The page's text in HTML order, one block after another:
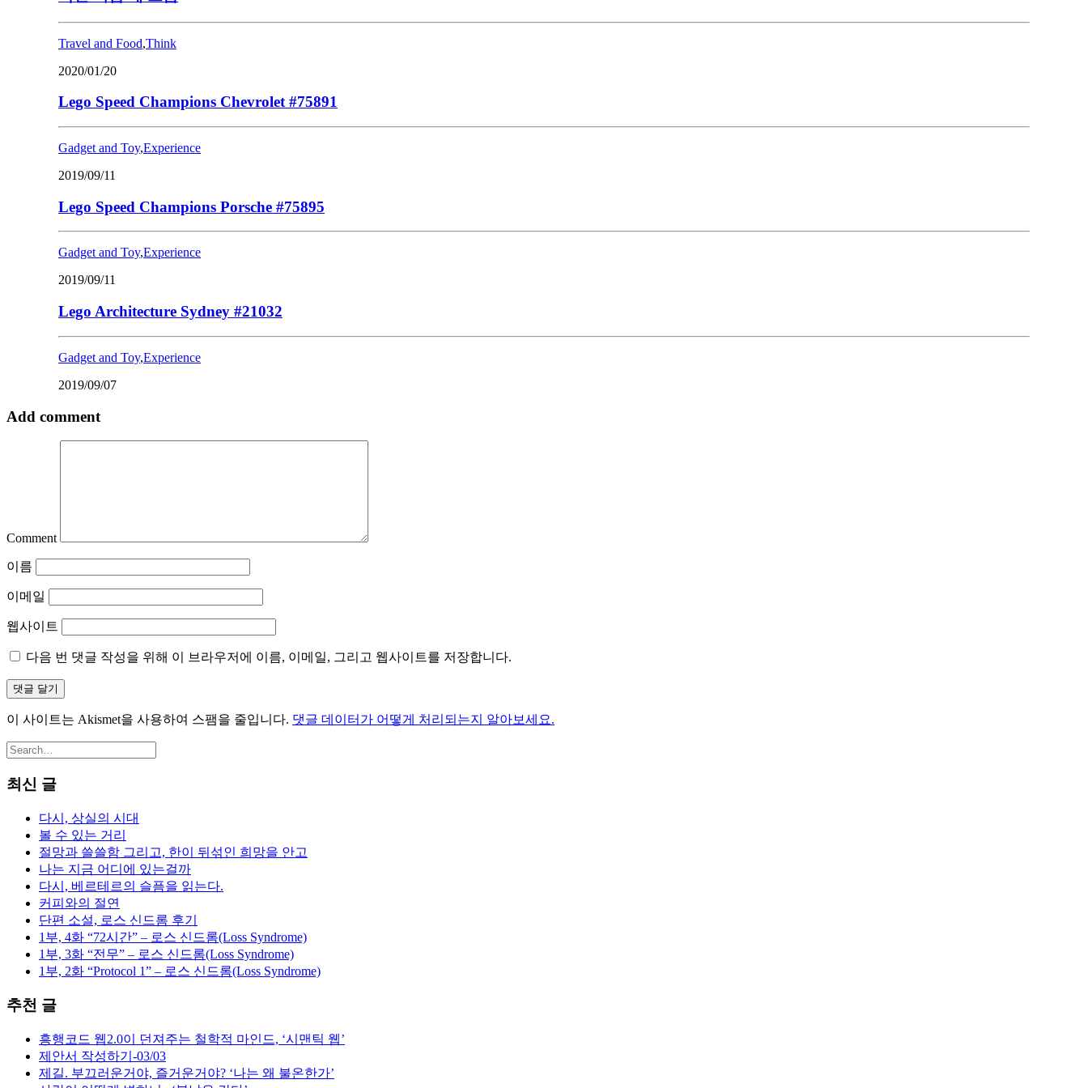
Travel and Food,Think
2020/01/20
Lego Speed Champions Chevrolet #75891
Gadget and Toy,Experience
2019/09/11
Lego Speed Champions Porsche #75895
Gadget and Toy,Experience
2019/09/11
Lego Architecture Sydney #21032
Gadget and Toy,Experience
2019/09/07
Add comment
Comment
이름
이메일
웹사이트
다음 번 댓글 작성을 위해 이 브라우저에 이름, 이메일, 그리고 웹사이트를 저장합니다.
이 사이트는 Akismet을 사용하여 스팸을 줄입니다. 댓글 데이터가 어떻게 처리되는지 알아보세요.
최신 글
다시, 상실의 시대
볼 수 있는 거리
절망과 쓸쓸함 그리고, 한이 뒤섞인 희망을 안고
나는 지금 어디에 있는걸까
다시, 베르테르의 슬픔을 읽는다.
커피와의 절연
단편 소설, 로스 신드롬 후기
1부, 4화 “72시간” – 로스 신드롬(Loss Syndrome)
1부, 3화 “전무” – 로스 신드롬(Loss Syndrome)
1부, 2화 “Protocol 1” – 로스 신드롬(Loss Syndrome)
추천 글
흥행코드 웹2.0이 던져주는 철학적 마인드, ‘시맨틱 웹’
제안서 작성하기-03/03
제길. 부끄러운거야, 즐거운거야? ‘나는 왜 불온한가’